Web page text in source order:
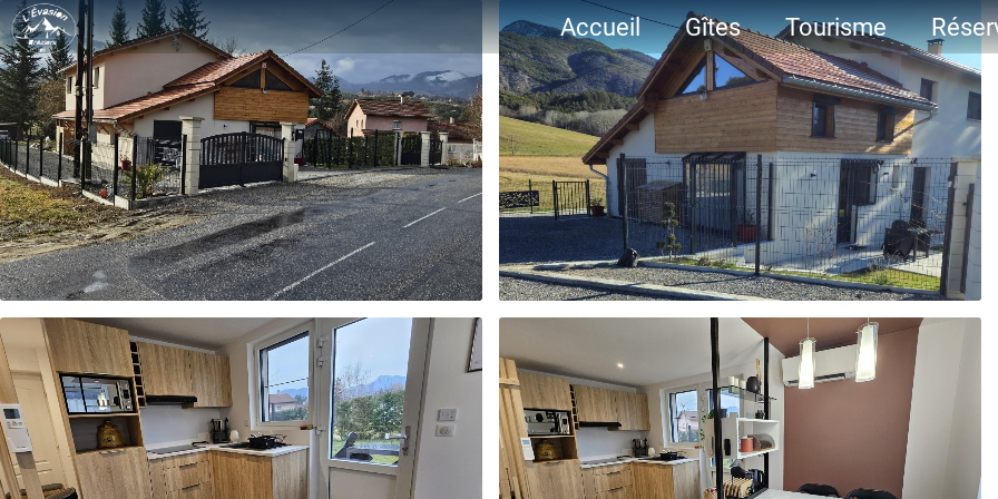
Accueil Gîtes Tourisme